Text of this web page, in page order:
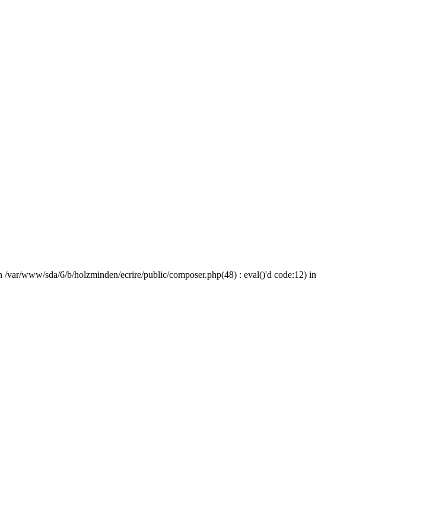
www/sda/6/b/holzminden/ecrire/public/composer.php(48) : eval()'d code:12) in